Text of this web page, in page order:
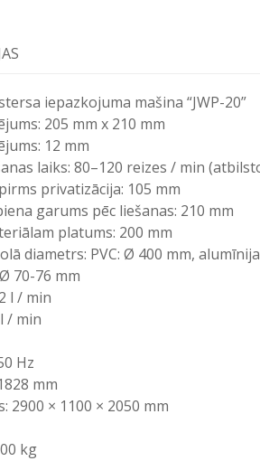
iepazkojuma mašina “JWP-20”
205 mm x 210 mm
12 mm
laiks: 80–120 reizes / min
privatizācija: 105 mm
garums pēc liešanas: 210 mm
platums: 200 mm
diametrs: PVC: Ø 400 mm,
70-76 mm
l / min
/ min
Hz
mm
2900 × 1100 × 2050 mm
kg